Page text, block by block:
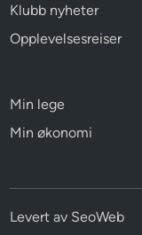
Klubb nyheter
Opplevelsesreiser
Min lege
Min økonomi
Levert av SeoWeb